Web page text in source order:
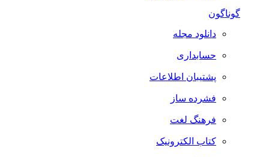
گوناگون
دانلود مجله
حسابداری
پشتیبان اطلاعات
فشرده ساز
فرهنگ لغت
کتاب الکترونیک